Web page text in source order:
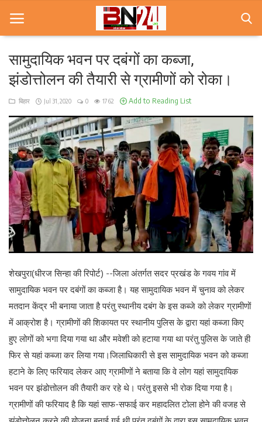
Home
खबरे
खेल
करियर
स्त्री
राज्य
कृषि
लाइफ स्टाइल
पर्यटन
धर्म
अन्य
सामुदायिक भवन पर दबंगों का कब्जा,
झंडोत्तोलन की तैयारी से ग्रामीणों को रोका।
बिहार Jul 31, 2020 0 1762 Add to Reading List
शेखपुरा(धीरज सिन्हा की रिपोर्ट) --जिला अंतर्गत सदर प्रखंड के गवय गांव में
सामुदायिक भवन पर दबंगों का कब्जा है। यह सामुदायिक भवन में चुनाव को लेकर
मतदान केंद्र भी बनाया जाता है परंतु स्थानीय दबंग के इस कब्जे को लेकर ग्रामीणों
में आक्रोश है। ग्रामीणों की शिकायत पर स्थानीय पुलिस के द्वारा यहां कब्जा किए
हुए लोगों को भगा दिया गया था और मवेशी को हटाया गया था परंतु पुलिस के जाते ही
फिर से यहां कब्जा कर लिया गया।जिलाधिकारी से इस सामुदायिक भवन को कब्जा
हटाने के लिए फरियाद लेकर आए ग्रामीणों ने बताया कि वे लोग यहां सामुदायिक
भवन पर झंडोत्तोलन की तैयारी कर रहे थे। परंतु इससे भी रोक दिया गया है।
ग्रामीणों की फरियाद है कि यहां साफ-सफाई कर महादलित टोला होने की वजह से